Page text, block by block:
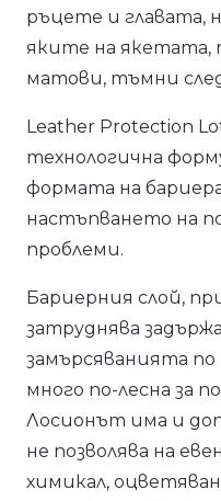
ръцете и главата,
яките на якетата,
матови, тъмни
Leather Protection
технологична
формата на
настъпването на
проблеми.
Бариерния слой,
затруднява
замърсяванията по
много по-лесна за
Лосионът има и
не позволява на
химикал,